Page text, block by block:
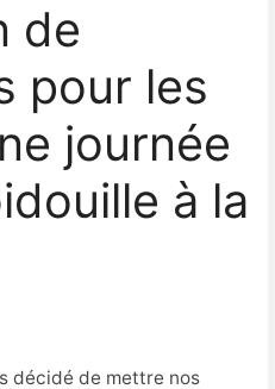
de
pour les
journée
à la
décidé de mettre nos